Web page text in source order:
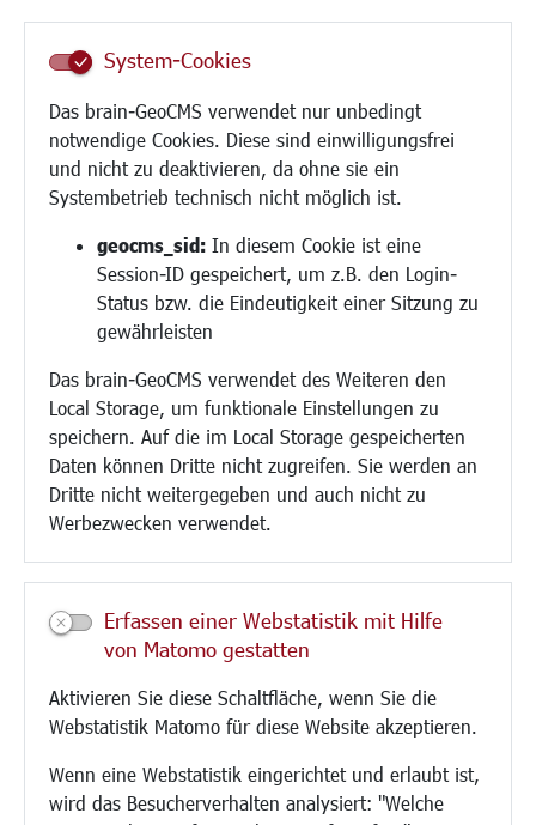
System-Cookies
Das brain-GeoCMS verwendet nur unbedingt
notwendige Cookies. Diese sind einwilligungsfrei
und nicht zu deaktivieren, da ohne sie ein
Systembetrieb technisch nicht möglich ist.
geocms_sid: In diesem Cookie ist eine
Session-ID gespeichert, um z.B. den Login-
Status bzw. die Eindeutigkeit einer Sitzung zu
gewährleisten
Das brain-GeoCMS verwendet des Weiteren den
Local Storage, um funktionale Einstellungen zu
speichern. Auf die im Local Storage gespeicherten
Daten können Dritte nicht zugreifen. Sie werden an
Dritte nicht weitergegeben und auch nicht zu
Werbezwecken verwendet.
Erfassen einer Webstatistik mit Hilfe
von Matomo gestatten
Aktivieren Sie diese Schaltfläche, wenn Sie die
Webstatistik Matomo für diese Website akzeptieren.
Wenn eine Webstatistik eingerichtet und erlaubt ist,
wird das Besucherverhalten analysiert: "Welche
Schule
Demokratie leben
Ukrainehilfe
Hilfe für Geflüchtete
Religion
Bauen/Umwelt/Mobilität
Bebauungsplanung
Verkehr/Mobilität
Glasfaserausbau
Aktuelle Baustellen
Paddelteich
CINDY S
Kultur/Freizeit/Tourismus
Veranstaltungen
Neue Stadthalle Langen
Bäder
Musikschule
Stadtbücherei
Stadtarchiv